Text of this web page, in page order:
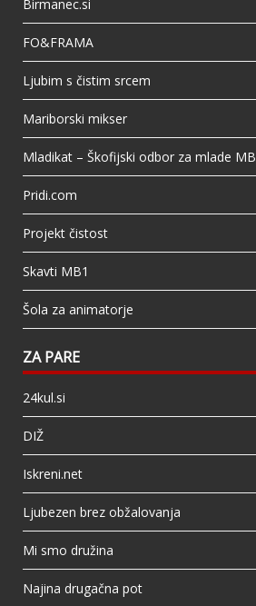
Birmanec.si
FO&FRAMA
Ljubim s čistim srcem
Mariborski mikser
Mladikat – Škofijski odbor za mlade MB
Pridi.com
Projekt čistost
Skavti MB1
Šola za animatorje
ZA PARE
24kul.si
DIŽ
Iskreni.net
Ljubezen brez obžalovanja
Mi smo družina
Najina drugačna pot